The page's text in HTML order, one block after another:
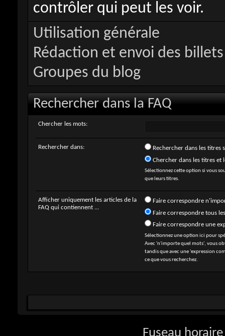
contrôler qui peut les voir.
Utilisation générale
Rédaction et envoi des billets
Groupes du blog
Rechercher dans la FAQ
Chercher les mots:
Rechercher dans:
Rechercher dans les titres
Chercher dans les titres et
Sélectionnez cette option si vous
que leurs titres.
Afficher uniquement les articles de la
FAQ qui contiennent ...
Faire correspondre
Faire correspondre tous
Faire correspondre une
Sélectionnez une option ici pour
Avec 'n'importe quel mots', vous
tandis que avec une 'expression
ce que vous recherchez.
Fuseau